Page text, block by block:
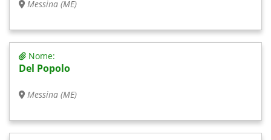
Messina (ME)
Nome:
Del Popolo
Messina (ME)